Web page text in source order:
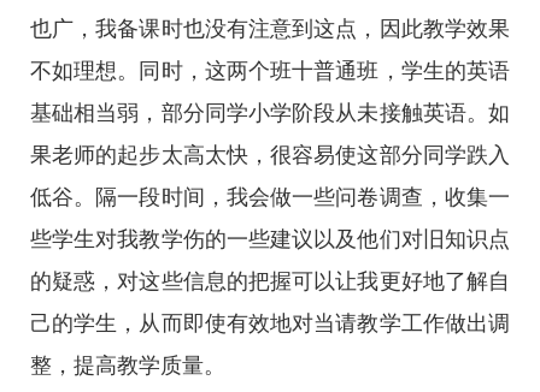
也广，我备课时也没有注意到这点，因此教学效果
不如理想。同时，这两个班十普通班，学生的英语
基础相当弱，部分同学小学阶段从未接触英语。如
果老师的起步太高太快，很容易使这部分同学跌入
低谷。隔一段时间，我会做一些问卷调查，收集一
些学生对我教学伤的一些建议以及他们对旧知识点
的疑惑，对这些信息的把握可以让我更好地了解自
己的学生，从而即使有效地对当请教学工作做出调
整，提高教学质量。